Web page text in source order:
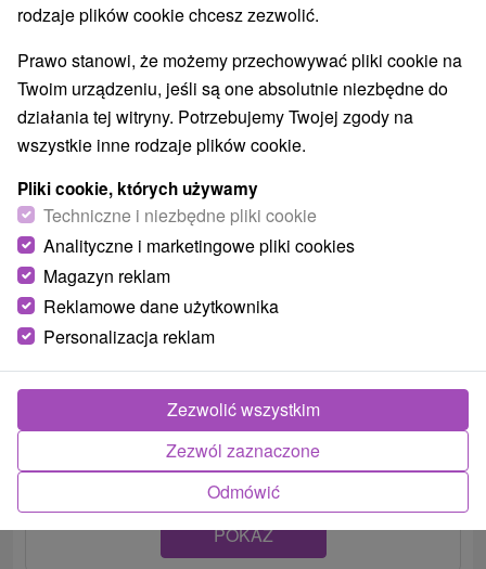
Penzión Bystrinka★
Bystrá
Malý a útulný penzión na južnej strane Chopku na okraji
obce Bystrá, časť Tále. Ponúka ubytovanie...
POKAZ
rodzaje plików cookie chcesz zezwolić.
Prawo stanowi, że możemy przechowywać pliki cookie na
Twoim urządzeniu, jeśli są one absolutnie niezbędne do
działania tej witryny. Potrzebujemy Twojej zgody na
wszystkie inne rodzaje plików cookie.
Pliki cookie, których używamy
Techniczne i niezbędne pliki cookie
Analityczne i marketingowe pliki cookies
Magazyn reklam
Reklamowe dane użytkownika
Personalizacja reklam
Odmówić
Zezwól zaznaczone
Zezwolić wszystkim